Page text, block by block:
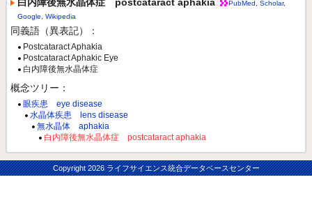
PubMed Scholar,
Google
Wikipedia
同義語（異表記）：
Postcataract Aphakia
Postcataract Aphakic Eye
白内障後無水晶体症
概念ツリー：
眼疾患 eye disease
水晶体疾患 lens disease
無水晶体 aphakia
白内障後無水晶体症 postcataract aphakia
Copyright2026 ライフサイエンス統合データベースセンター